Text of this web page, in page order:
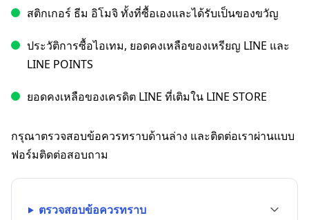
สติกเกอร์ ธีม อิโมจิ ทั้งที่ซื้อเองและได้รับเป็นของขวัญ
ประวัติการซื้อไอเทม, ยอดคงเหลือของเหรียญ LINE และ
LINE POINTS
ยอดคงเหลือของเครดิต LINE ที่เติมใน LINE STORE
กรุณาตรวจสอบข้อควรทราบด้านล่าง และติดต่อเราผ่านแบบ
ฟอร์มติดต่อสอบถาม
ตรวจสอบข้อควรทราบ